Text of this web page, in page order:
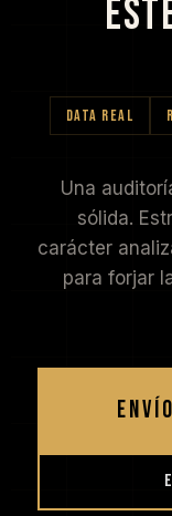
DATA REAL
Una
sólida.
carácter
para forjar